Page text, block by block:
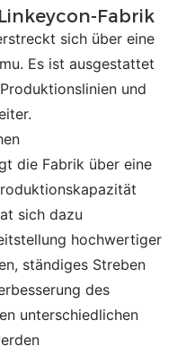
Fabrik
sich über eine
Es ist ausgestattet
und
die Fabrik über eine
sich dazu
hochwertiger
ständiges Streben
des
unterschiedlichen
zu werden